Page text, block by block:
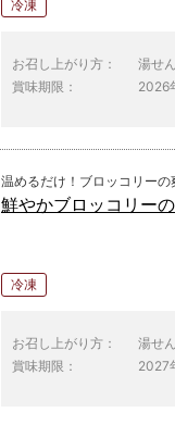
冷凍
お召し上がり方：
湯せん
賞味期限：
2026
温めるだけ！ブロッコリー
鮮やかブロッコリー
冷凍
お召し上がり方：
湯せん
賞味期限：
2027